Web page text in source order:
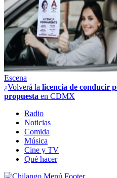
Escena
¿Volverá la licencia de conducir
propuesta en CDMX
Radio
Noticias
Comida
Música
Cine y TV
Qué hacer